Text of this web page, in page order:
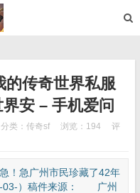
传奇世界私服
安 – 手机爱问
分类： 传奇sf 浏览：194
评
！急广州市民珍藏了42年
03-）稿件来源： 广州